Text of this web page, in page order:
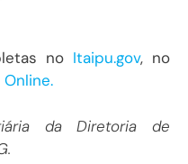
no Itaipu.gov, no
Online.
da Diretoria de